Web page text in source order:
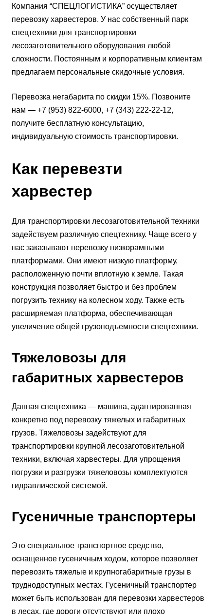
Компания “СПЕЦЛОГИСТИКА” осуществляет
перевозку харвестеров. У нас собственный парк
спецтехники для транспортировки
лесозаготовительного оборудования любой
сложности. Постоянным и корпоративным клиентам
предлагаем персональные скидочные условия.
Перевозка негабарита по скидки 15%. Позвоните
нам — +7 (953) 822-6000, +7 (343) 222-22-12,
получите бесплатную консультацию,
индивидуальную стоимость транспортировки.
Как перевезти
харвестер
Для транспортировки лесозаготовительной техники
задействуем различную спецтехнику. Чаще всего у
нас заказывают перевозку низкорамными
платформами. Они имеют низкую платформу,
расположенную почти вплотную к земле. Такая
конструкция позволяет быстро и без проблем
погрузить технику на колесном ходу. Также есть
расширяемая платформа, обеспечивающая
увеличение общей грузоподъемности спецтехники.
Тяжеловозы для
габаритных харвестеров
Данная спецтехника — машина, адаптированная
конкретно под перевозку тяжелых и габаритных
грузов. Тяжеловозы задействуют для
транспортировки крупной лесозаготовительной
техники, включая харвестеры. Для упрощения
погрузки и разгрузки тяжеловозы комплектуются
гидравлической системой.
Гусеничные транспортеры
Это специальное транспортное средство,
оснащенное гусеничным ходом, которое позволяет
перевозить тяжелые и крупногабаритные грузы в
труднодоступных местах. Гусеничный транспортер
может быть использован для перевозки харвестеров
в лесах, где дороги отсутствуют или плохо